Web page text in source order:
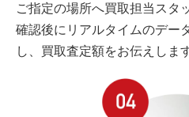
ご指定の場所へ買取担当スタ
確認後にリアルタイムのデー
し、買取査定額をお伝えします